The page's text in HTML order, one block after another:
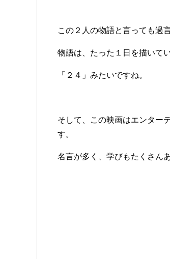
この２人の物語と言っても過
物語は、たった１日を描いてい
「２４」みたいですね。
そして、この映画はエンター
す。
名言が多く、学びもたくさん